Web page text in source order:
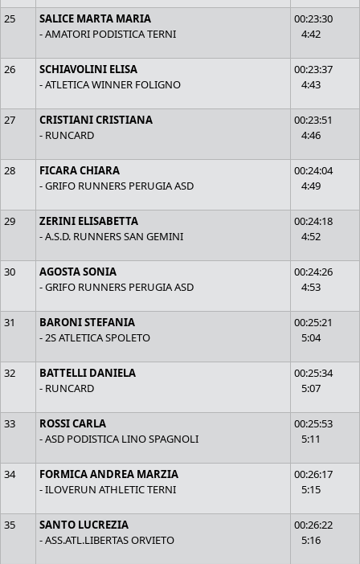
25
SALICE MARTA MARIA
- AMATORI PODISTICA TERNI
00:23:30
4:42
26
SCHIAVOLINI ELISA
- ATLETICA WINNER FOLIGNO
00:23:37
4:43
27
CRISTIANI CRISTIANA
- RUNCARD
00:23:51
4:46
28
FICARA CHIARA
- GRIFO RUNNERS PERUGIA ASD
00:24:04
4:49
29
ZERINI ELISABETTA
- A.S.D. RUNNERS SAN GEMINI
00:24:18
4:52
30
AGOSTA SONIA
- GRIFO RUNNERS PERUGIA ASD
00:24:26
4:53
31
BARONI STEFANIA
- 2S ATLETICA SPOLETO
00:25:21
5:04
32
BATTELLI DANIELA
- RUNCARD
00:25:34
5:07
33
ROSSI CARLA
- ASD PODISTICA LINO SPAGNOLI
00:25:53
5:11
34
FORMICA ANDREA MARZIA
- ILOVERUN ATHLETIC TERNI
00:26:17
5:15
35
SANTO LUCREZIA
- ASS.ATL.LIBERTAS ORVIETO
00:26:22
5:16